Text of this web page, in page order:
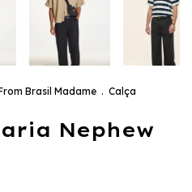
Brasil Madame . Calça
Nephew